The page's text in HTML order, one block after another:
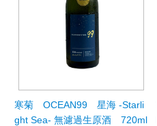
寒菊 OCEAN99 星海 -Starli
ght Sea- 無濾過生原酒 720ml